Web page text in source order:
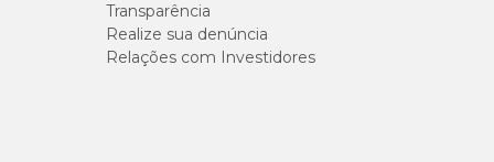
Transparência
Realize sua denúncia
Relações com Investidores